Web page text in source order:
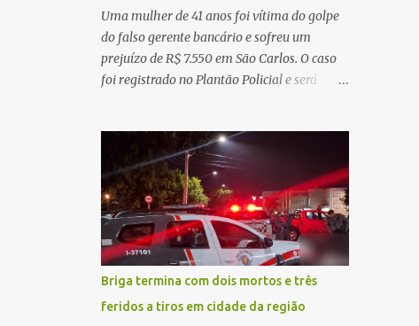
fortalecimento da atenção básica, da
infraestrutura hospitalar e da
regionalização dos serviços de saúde.
Entretanto, em um cenário de demandas
pública não é apenas investir mais, mas
decidir melhor onde investir para produzir o
maior benefício possível à população. Essa
reflexão encontra respaldo tanto na teoria
da admini...
Uma mulher de 41 anos foi vítima do golpe
do falso gerente bancário e sofreu um
prejuízo de R$ 7.550 em São Carlos. O caso
foi registrado no Plantão Policial e será
ocorrência, a vítima recebeu contato pelo
WhatsApp de um homem que afirmava ser
o novo gerente da conta bancária da
empresa. O suspeito alegou que seria
necessário atualizar o cadastro da conta e
passou a orientar a vítima sobre os
procedimentos que deveriam ser realizados.
Dias depois, o golpista enviou um
documento em PDF simulando uma
Briga termina com dois mortos e três
feridos a tiros em cidade da região